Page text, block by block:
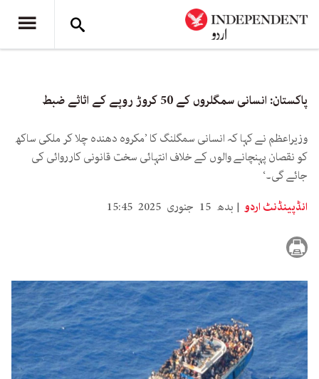
پاکستان: انسانی سمگلروں کے 50 کروڑ روپے کے اثاثے ضبط
وزیراعظم نے کہا کہ انسانی سمگلنگ کا ’مکروہ دھندہ چلا کر ملکی ساکھ
کو نقصان پہنچانے والوں کے خلاف انتہائی سخت قانونی کارروائی کی
جائے گی۔‘
انڈپینڈنٹ اردو
بدھ 15 جنوری 2025 15:45